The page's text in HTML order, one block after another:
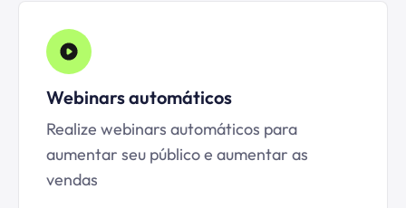
Webinars automáticos
Realize webinars automáticos para
aumentar seu público e aumentar as
vendas